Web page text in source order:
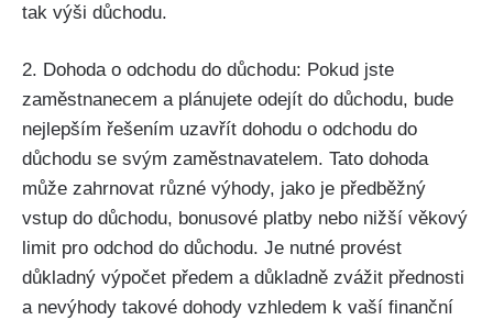
tak výši důchodu.
2. Dohoda o odchodu do důchodu: Pokud jste
zaměstnanecem a plánujete odejít do důchodu, bude
nejlepším řešením uzavřít dohodu o odchodu do
důchodu se svým zaměstnavatelem. Tato dohoda
může zahrnovat různé výhody, jako je předběžný
vstup do důchodu, bonusové platby nebo nižší věkový
limit pro odchod do důchodu. Je nutné provést
důkladný výpočet předem a důkladně zvážit přednosti
a nevýhody takové dohody vzhledem k vaší finanční